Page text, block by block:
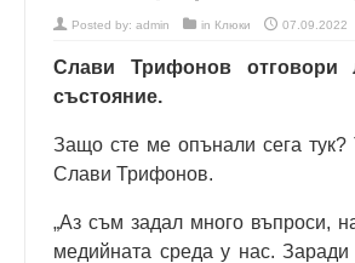
Posted by: admin in Клюки 07.09.2022
Слави Трифонов отговори
състояние.
Защо сте ме опънали сега
Слави Трифонов.
„Аз съм задал много въпроси,
медийната среда у нас.